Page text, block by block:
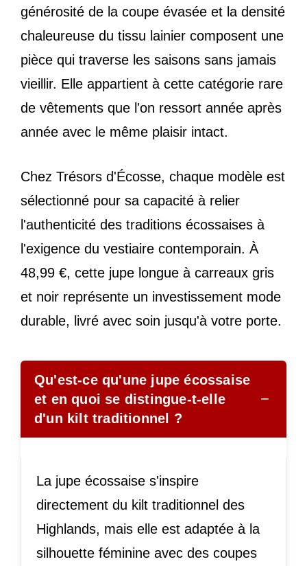
générosité de la coupe évasée et la densité
chaleureuse du tissu lainier composent une
pièce qui traverse les saisons sans jamais
vieillir. Elle appartient à cette catégorie rare
de vêtements que l'on ressort année après
année avec le même plaisir intact.
Chez Trésors d'Écosse, chaque modèle est
sélectionné pour sa capacité à relier
l'authenticité des traditions écossaises à
l'exigence du vestiaire contemporain. À
48,99 €, cette jupe longue à carreaux gris
et noir représente un investissement mode
durable, livré avec soin jusqu'à votre porte.
Qu'est-ce qu'une jupe écossaise
et en quoi se distingue-t-elle
d'un kilt traditionnel ?
−
La jupe écossaise s'inspire
directement du kilt traditionnel des
Highlands, mais elle est adaptée à la
silhouette féminine avec des coupes